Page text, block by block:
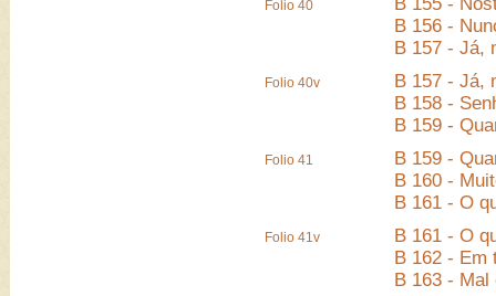
Folio 40
B 156 -
B 157 - Já,
Folio 40v
B 157 - Já,
B 158 -
B 159 -
Folio 41
B 159 -
B 160 -
B 161 - O
Folio 41v
B 161 - O
B 162 - Em
B 163 - Mal